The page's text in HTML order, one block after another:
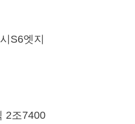
S6엣지
2조7400